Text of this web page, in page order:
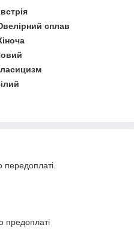
сплав
передоплаті.
предоплаті